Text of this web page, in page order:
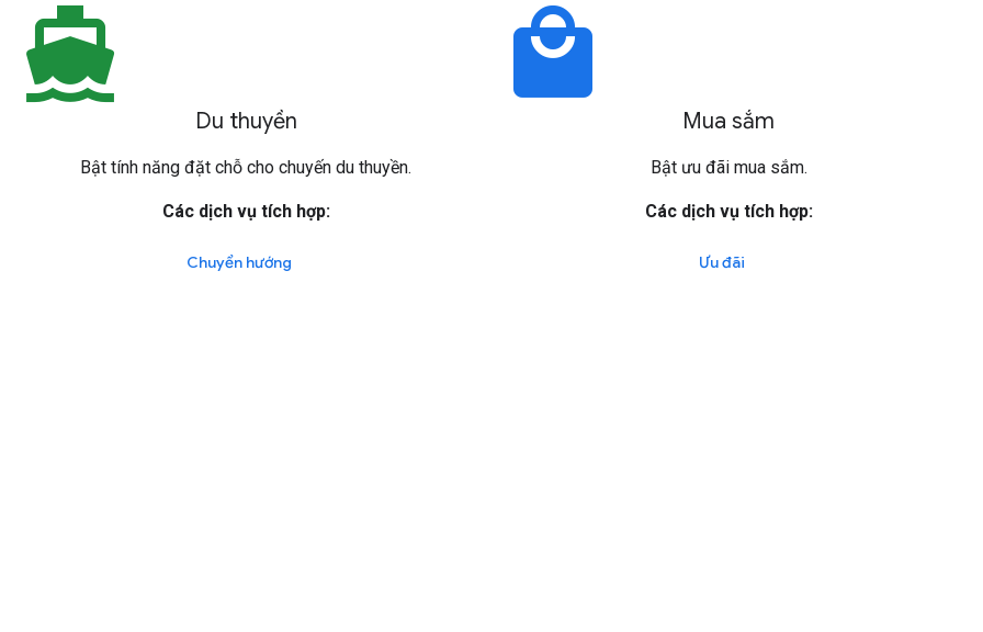
directions_boat
Du thuyền
Bật tính năng đặt chỗ cho chuyến du thuyền.
Các dịch vụ tích hợp:
Chuyển hướng
local_mall
Mua sắm
Bật ưu đãi mua sắm.
Các dịch vụ tích hợp:
Ưu đãi